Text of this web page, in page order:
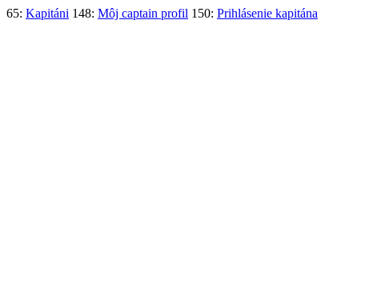
65: Kapitáni 148: Môj captain profil 150: Prihlásenie kapitána